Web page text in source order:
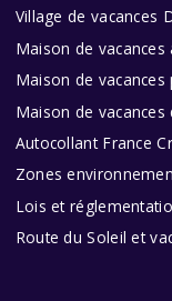
Village de vacances
Maison de vacances
Maison de
Maison de
Autocollant France
Zones
Lois et
Route du Soleil et